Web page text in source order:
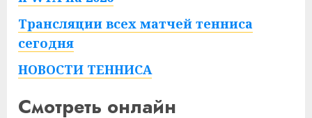
Трансляции всех матчей тенниса
сегодня
НОВОСТИ ТЕННИСА
Смотреть онлайн